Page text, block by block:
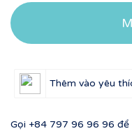
Thêm vào yêu
Gọi +84 797 96 96 96 để